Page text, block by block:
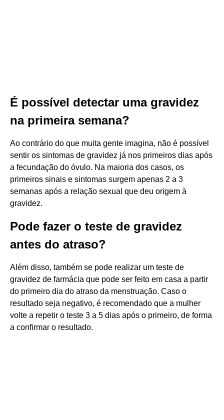
É possível detectar uma gravidez
na primeira semana?
Ao contrário do que muita gente imagina, não é possível
sentir os sintomas de gravidez já nos primeiros dias após
a fecundação do óvulo. Na maioria dos casos, os
primeiros sinais e sintomas surgem apenas 2 a 3
semanas após a relação sexual que deu origem à
gravidez.
Pode fazer o teste de gravidez
antes do atraso?
Além disso, também se pode realizar um teste de
gravidez de farmácia que pode ser feito em casa a partir
do primeiro dia do atraso da menstruação. Caso o
resultado seja negativo, é recomendado que a mulher
volte a repetir o teste 3 a 5 dias após o primeiro, de forma
a confirmar o resultado.